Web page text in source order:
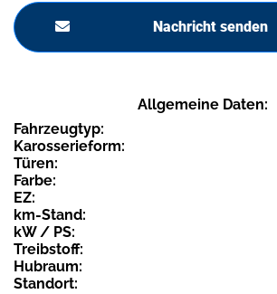
Nachricht senden
Allgemeine Daten:
Fahrzeugtyp:
Karosserieform:
Türen:
Farbe:
EZ:
km-Stand:
kW / PS:
Treibstoff:
Hubraum:
Standort: